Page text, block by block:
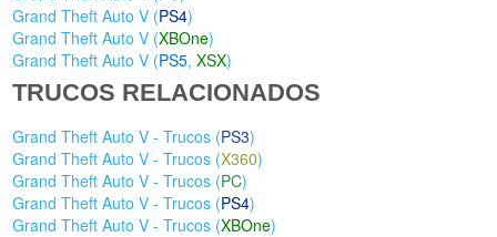
Grand Theft Auto V (PS4)
Grand Theft Auto V (XBOne)
Grand Theft Auto V (PS5,XSX)
TRUCOS RELACIONADOS
Grand Theft Auto V - Trucos (PS3)
Grand Theft Auto V - Trucos (X360)
Grand Theft Auto V - Trucos (PC)
Grand Theft Auto V - Trucos (PS4)
Grand Theft Auto V - Trucos (XBOne)